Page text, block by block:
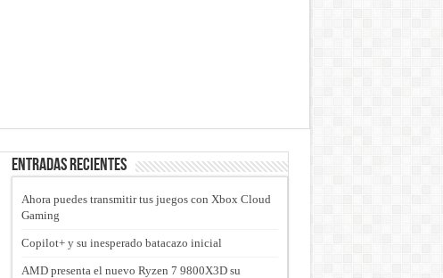
Entradas recientes
Ahora puedes transmitir tus juegos con Xbox Cloud
Gaming
Copilot+ y su inesperado batacazo inicial
AMD presenta el nuevo Ryzen 7 9800X3D su